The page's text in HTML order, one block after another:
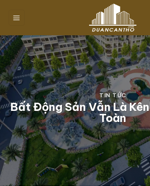
đến
dung
TIN TỨC
Bất Động Sản Vẫn Là
Toàn